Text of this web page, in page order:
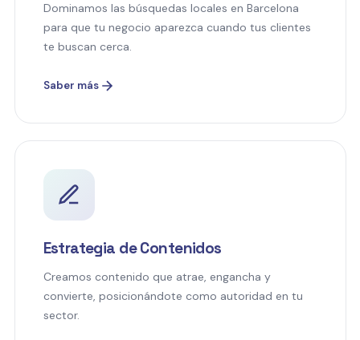
Dominamos las búsquedas locales en Barcelona
para que tu negocio aparezca cuando tus clientes
te buscan cerca.
Saber más
Estrategia de Contenidos
Creamos contenido que atrae, engancha y
convierte, posicionándote como autoridad en tu
sector.